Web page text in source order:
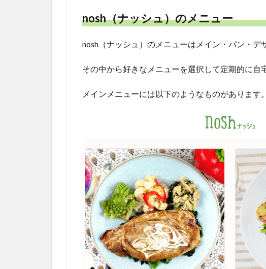
nosh（ナッシュ）のメニュー
nosh（ナッシュ）のメニューはメイン・パン・デ
その中から好きなメニューを選択して定期的に自
メインメニューには以下のようなものがあります。